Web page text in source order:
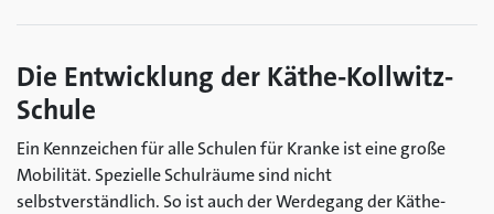
Die Entwicklung der Käthe-Kollwitz-
Schule
Ein Kennzeichen für alle Schulen für Kranke ist eine große
Mobilität. Spezielle Schulräume sind nicht
selbstverständlich. So ist auch der Werdegang der Käthe-